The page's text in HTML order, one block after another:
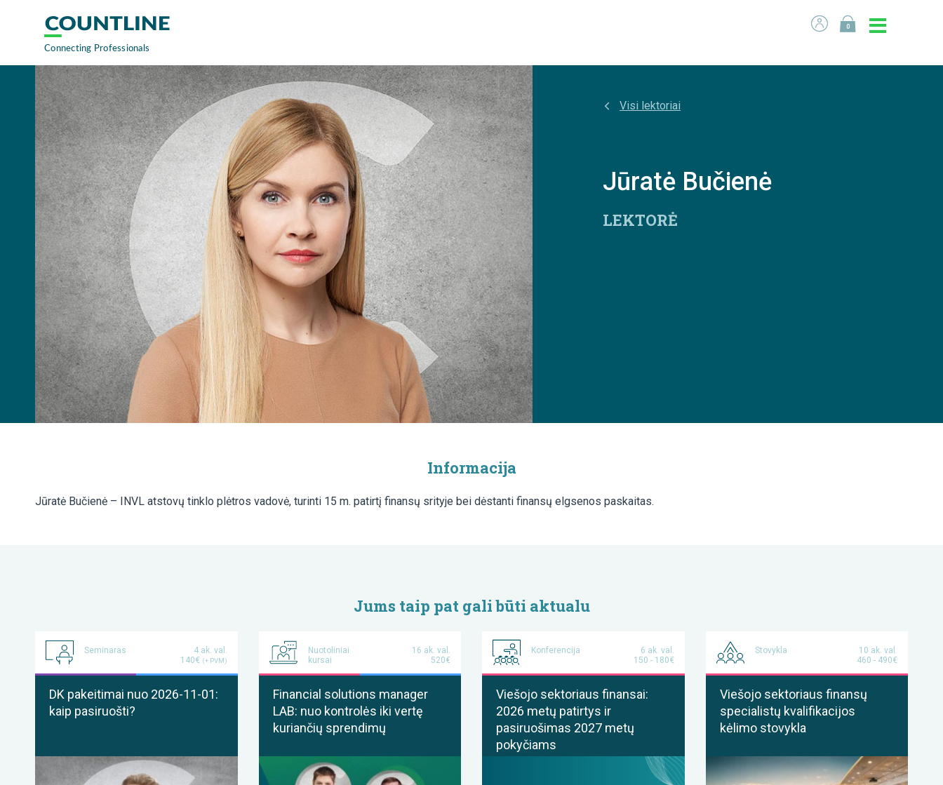
0
Visi lektoriai
Jūratė Bučienė
LEKTORĖ
Informacija
Jūratė Bučienė – INVL atstovų tinklo plėtros vadovė, turinti 15 m. patirtį finansų srityje bei dėstanti finansų elgsenos paskaitas.
Jums taip pat gali būti aktualu
Seminaras
4 ak. val.
140€ (+ PVM)
DK pakeitimai nuo 2026-11-01:
kaip pasiruošti?
Nuotoliniai
kursai
16 ak. val.
520€
Financial solutions manager
LAB: nuo kontrolės iki vertę
kuriančių sprendimų
Konferencija
6 ak. val.
150 - 180€
Viešojo sektoriaus finansai:
2026 metų patirtys ir
pasiruošimas 2027 metų
pokyčiams
Stovykla
10 ak. val.
460 - 490€
Viešojo sektoriaus finansų
specialistų kvalifikacijos
kėlimo stovykla